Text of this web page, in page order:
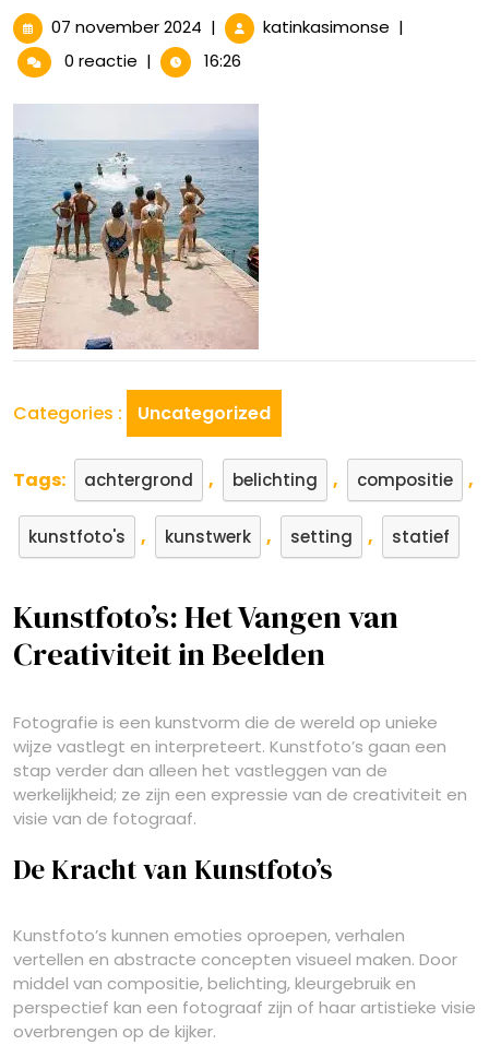
07 november 2024 07
november
2024
| katinkasimonse De|
0 reactie | 16:26
Categories : Uncategorized
Tags: achtergrond , belichting , compositie ,
kunstfoto's , kunstwerk , setting , statief
Kunstfoto’s: Het Vangen van
Creativiteit in Beelden
Fotografie is een kunstvorm die de wereld op unieke
wijze vastlegt en interpreteert. Kunstfoto’s gaan een
stap verder dan alleen het vastleggen van de
werkelijkheid; ze zijn een expressie van de creativiteit en
visie van de fotograaf.
De Kracht van Kunstfoto’s
Kunstfoto’s kunnen emoties oproepen, verhalen
vertellen en abstracte concepten visueel maken. Door
middel van compositie, belichting, kleurgebruik en
perspectief kan een fotograaf zijn of haar artistieke visie
overbrengen op de kijker.